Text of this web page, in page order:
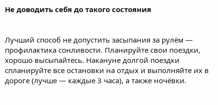
Не доводить себя до такого состояния
Лучший способ не допустить засыпания за рулём —
профилактика сонливости. Планируйте свои поездки,
хорошо высыпайтесь. Накануне долгой поездки
спланируйте все остановки на отдых и выполняйте их в
дороге (лучше — каждые 3 часа), а также ночёвки.